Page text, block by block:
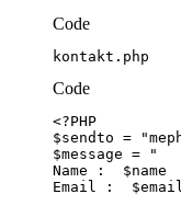
Code
kontakt.php
Code